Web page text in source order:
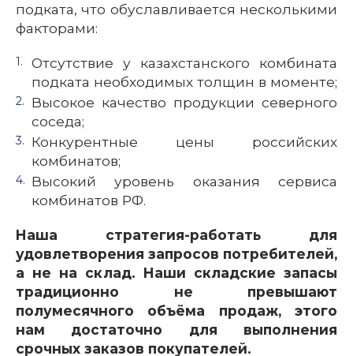
подката, что обуславливается несколькими
факторами:
Отсутствие у казахстанского комбината
подката необходимых толщин в моменте;
Высокое качество продукции северного
соседа;
Конкурентные цены российских
комбинатов;
Высокий уровень оказания сервиса
комбинатов РФ.
Наша стратегия-работать для
удовлетворения запросов потребителей,
а не на склад. Наши складские запасы
традиционно не превышают
полумесячного объёма продаж, этого
нам достаточно для выполнения
срочных заказов покупателей.